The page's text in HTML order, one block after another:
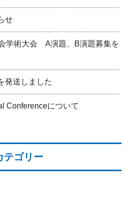
せ
学術大会 A演題、B演題募集を
発送しました
Conferenceについて
テゴリー